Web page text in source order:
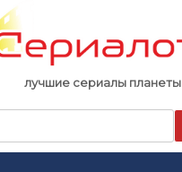
лучшие сериалы планеты